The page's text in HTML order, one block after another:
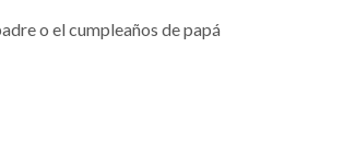
o el cumpleaños de papá